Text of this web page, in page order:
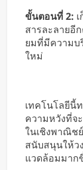
ขั้นตอนที่ 2:
สารละลายอี
ยมที่มีความบ
ใหม่
เทคโนโลยีนี้
ความหวังที่จ
ในเชิงพาณิช
สนับสนุนให้ว
แวดล้อมมาก